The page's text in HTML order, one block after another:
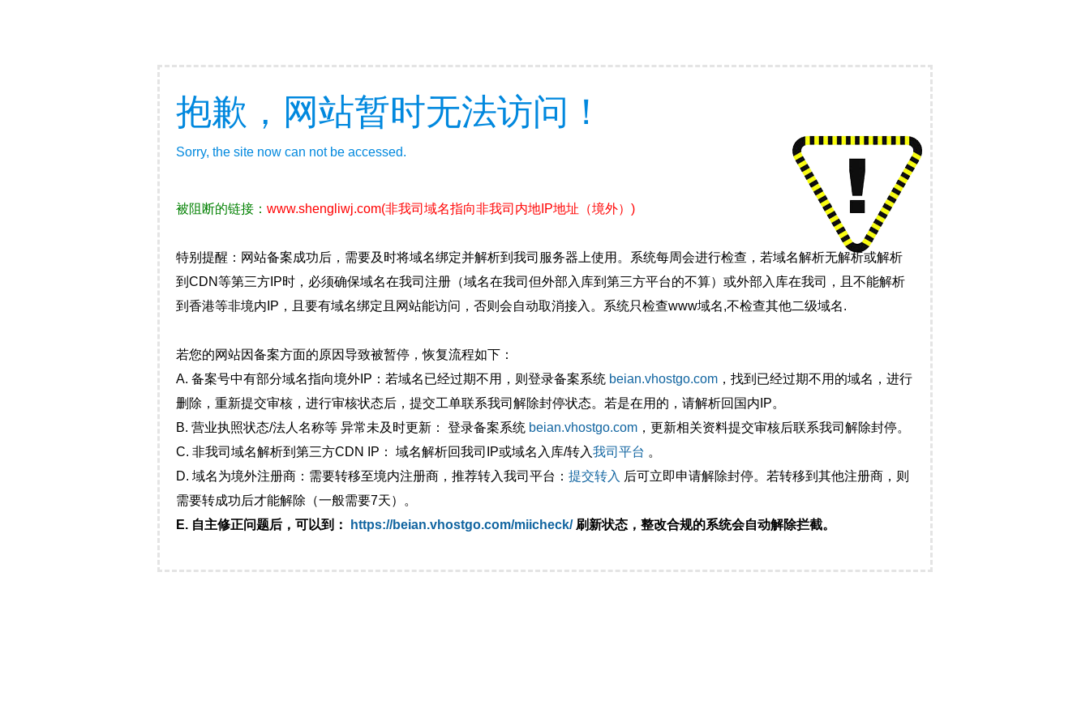
抱歉，网站暂时无法访问！
Sorry, the site now can not be accessed.
被阻断的链接： www.shengliwj.com(非我司域名指向非我司内地IP地址（境外）)
特别提醒：网站备案成功后，需要及时将域名绑定并解析到我司服务器上使用。系统每周会进行检查，若域名解析无解析或解析
到CDN等第三方IP时，必须确保域名在我司注册（域名在我司但外部入库到第三方平台的不算）或外部入库在我司，且不能解析
到香港等非境内IP，且要有域名绑定且网站能访问，否则会自动取消接入。系统只检查www域名,不检查其他二级域名.
若您的网站因备案方面的原因导致被暂停，恢复流程如下：
A. 备案号中有部分域名指向境外IP：若域名已经过期不用，则登录备案系统 beian.vhostgo.com ，找到已经过期不用的域名，进行
删除，重新提交审核，进行审核状态后，提交工单联系我司解除封停状态。若是在用的，请解析回国内IP。
B. 营业执照状态/法人名称等 异常未及时更新： 登录备案系统 beian.vhostgo.com ，更新相关资料提交审核后联系我司解除封停。
C. 非我司域名解析到第三方CDN IP： 域名解析回我司IP或域名入库/转入我司平台 。
D. 域名为境外注册商：需要转移至境内注册商，推荐转入我司平台： 提交转入 后可立即申请解除封停。若转移到其他注册商，则
需要转成功后才能解除（一般需要7天）。
E. 自主修正问题后，可以到：
https://beian.vhostgo.com/miicheck/刷新状态，整改合规的系统会自动解除拦截。